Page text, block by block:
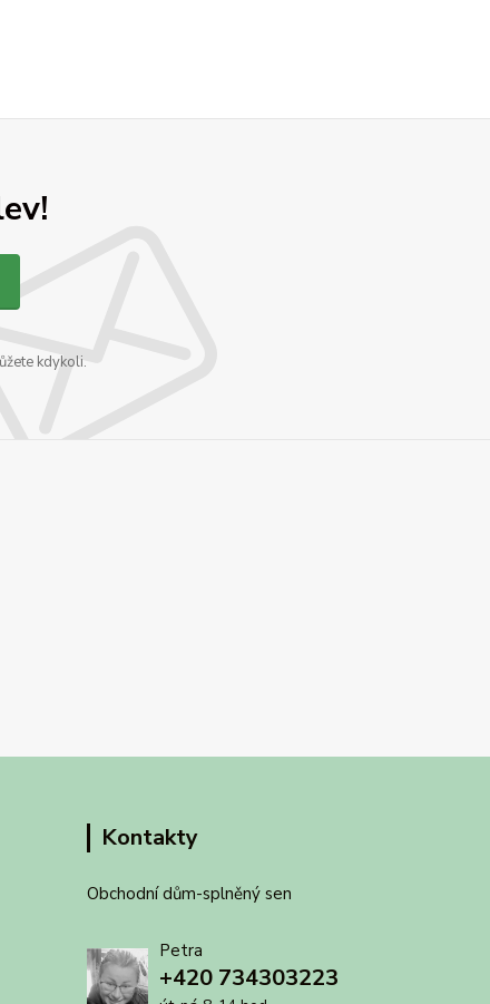
kdykoli.
Kontakty
Obchodní dům-splněný sen
Petra
+420 734303223